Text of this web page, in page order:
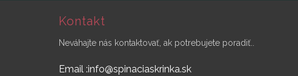
Kontakt
Neváhajte nás kontaktovať, ak potrebujete poradiť..
Email :info@spinaciaskrinka.sk